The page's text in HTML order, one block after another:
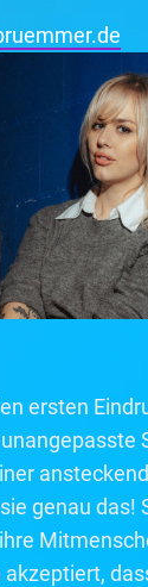
ersten
genau das!